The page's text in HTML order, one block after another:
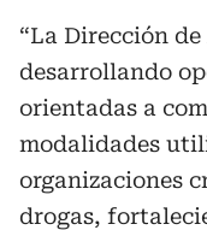
“La Dirección
desarrollando
orientadas a
modalidades
organizaciones
drogas,